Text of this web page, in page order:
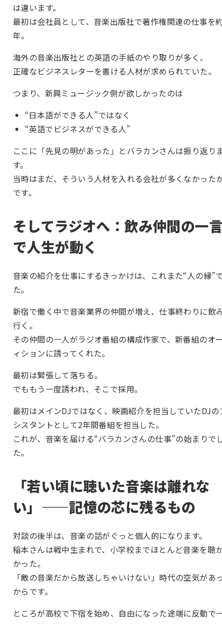
は違います。
最初は会社員として、音楽出版社で著作権関連の仕事を
年。
海外の音楽出版社との英語の手紙のやり取りが多く、
正確なビジネスレターを書ける人材が求められていた。
つまり、新興ミュージック側が欲しかったのは
“日本語ができる人”ではなく
“英語でビジネスができる人”
ここに「先見の明があった」とバラカンさんは振り返り
す。
当時はまだ、そういう人材を入れる会社が多くなかった
です。
そしてラジオへ：飲み仲間の一
で人生が動く
音楽の紹介を仕事にするきっかけは、これまた“人の縁”
た。
新宿で働く中で音楽業界の仲間が増え、仕事終わりに飲
行く。
その仲間の一人がラジオ番組の構成作家で、新番組のオ
ィションに誘ってくれた。
最初は緊張して落ちる。
でももう一度誘われ、そこで採用。
最初はメインDJではなく、映画紹介を担当していたDJの
シスタントとして2年間番組を担当した。
これが、音楽を届ける“バラカンさんの仕事”の始まりで
た。
「若い頃に聴いた音楽は離れな
い」——記憶の芯に残るもの
対談の後半は、音楽の話がぐっと個人的になります。
稲本さんは戦中生まれで、小学校までほとんど音楽を聴
かった。
「敵の音楽だから放送しちゃいけない」時代の空気があ
からです。
ところが高校で下宿を始め、自由になった途端に反動で